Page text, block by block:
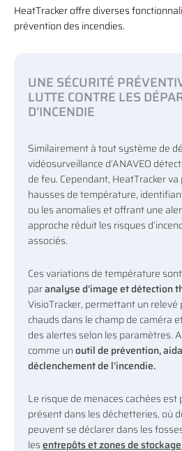
HeatTracker offre diverses
prévention des incendies.
UNE SÉCURITÉ
LUTTE CONTRE LES
D’INCENDIE
Similairement à tout système de
vidéosurveillance d’ANAVEO
de feu. Cependant, HeatTracker
hausses de température,
ou les anomalies et offrant une
approche réduit les risques
associés.
Ces variations de température
paranalyse d’image et détection
VisioTracker, permettant un relevé
chauds dans le champ de caméra
des alertes selon les paramètres.
comme unoutil de prévention,
déclenchement de l’incendie.
Le risque de menaces cachées
présent dans les déchetteries, où
peuvent se déclarer dans les
lesentrepôts et zones de stockage